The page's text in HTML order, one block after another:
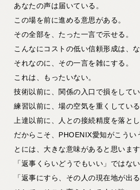
あなたの声は届いている。
この場を前に進める意思がある。
その全部を、たった一言で示せる。
こんなにコストの低い信頼形成は、
それなのに、その一言を雑にする。
これは、もったいない。
技術以前に、関係の入口で損をしてい
練習以前に、場の空気を重くしている
上達以前に、人との接続精度を落とし
だからこそ、PHOENIX愛知がこうい
とには、大きな意味があると思います
「返事くらいどうでもいい」ではない
「返事にすら、その人の現在地が出